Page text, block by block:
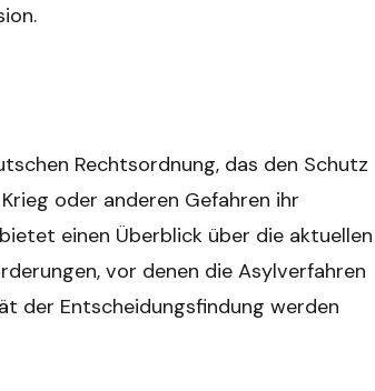
Rechtsordnung, das den Schutz
oder anderen Gefahren ihr
einen Überblick über die aktuellen
vor denen die Asylverfahren
der Entscheidungsfindung werden